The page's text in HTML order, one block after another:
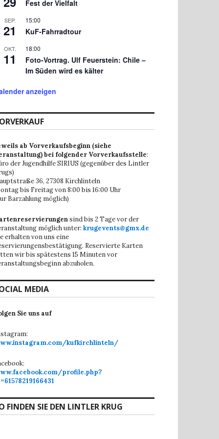
Fest der Vielfalt
SEP.
21
15:00
KuF-Fahrradtour
OKT.
11
18:00
Foto-Vortrag. Ulf Feuerstein: Chile –
Im Süden wird es kälter
anzeigen
ab Vorverkaufsbeginn (siehe
bei folgender Vorverkaufsstelle:
der Jugendhilfe SIRIUS (gegenüber des Lintler
36, 27308 Kirchlinteln
bis Freitag von 8:00 bis 16:00 Uhr
Barzahlung möglich)
sind bis 2 Tage vor der
möglich unter: krugevents@gmx.de
erhalten von uns eine
Reservierte Karten
wir bis spätestens 15 Minuten vor
abzuholen.
MEDIA
Sie uns auf
kufkirchlinteln/
profile.php?
FINDEN SIE DEN LINTLER KRUG